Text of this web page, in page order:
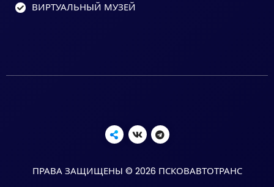
ВИРТУАЛЬНЫЙ МУЗЕЙ
ПРАВА ЗАЩИЩЕНЫ © 2026 ПСКОВАВТОТРАНС